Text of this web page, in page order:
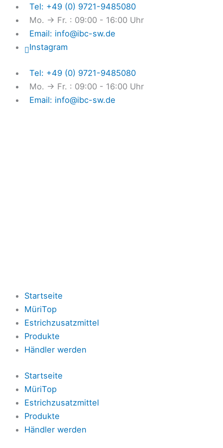
Zum
Inhalt
springen
Tel: +49 (0) 9721-9485080
Mo. → Fr. : 09:00 - 16:00 Uhr
Email: info@ibc-sw.de
Instagram
Tel: +49 (0) 9721-9485080
Mo. → Fr. : 09:00 - 16:00 Uhr
Email: info@ibc-sw.de
Startseite
MüriTop
Estrichzusatzmittel
Produkte
Händler werden
Startseite
MüriTop
Estrichzusatzmittel
Produkte
Händler werden